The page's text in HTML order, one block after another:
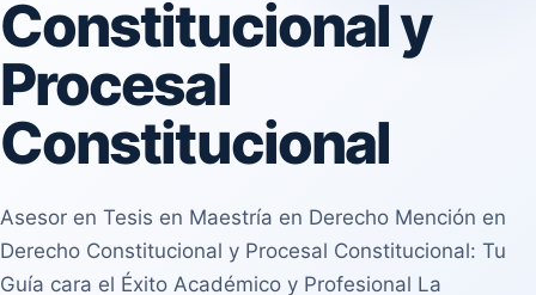
Constitucional y
Procesal
Constitucional
Asesor en Tesis en Maestría en Derecho Mención en
Derecho Constitucional y Procesal Constitucional: Tu
Guía cara el Éxito Académico y Profesional La